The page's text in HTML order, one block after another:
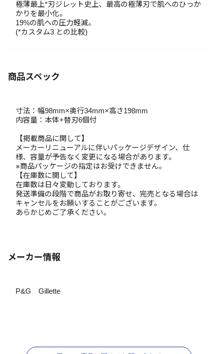
極薄最上*刃ジレット史上、最高の極薄刃で肌へのひっか
かりを最小化。
19%の肌への圧力軽減。
(*カスタム3 との比較)
商品スペック
寸法：幅98mm×奥行34mm×高さ198mm
内容量：本体+替刃6個付
【掲載商品に関して】
メーカーリニューアルに伴いパッケージデザイン、仕
様、容量が予告なく変更になる場合があります。
※商品パッケージの指定はお受けできません。
【在庫数に関して】
在庫数は日々変動しております。
発送準備の段階で商品がお取り寄せ、完売となる場合は
キャンセルをお願いすることがございます。
あらかじめご了承ください。
メーカー情報
P&G Gillette